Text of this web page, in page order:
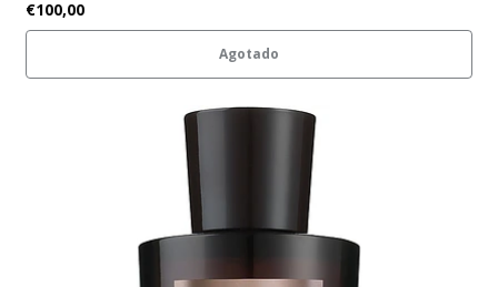
€100,00
Agotado